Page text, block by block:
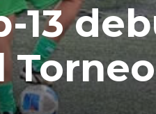
13
Torneo